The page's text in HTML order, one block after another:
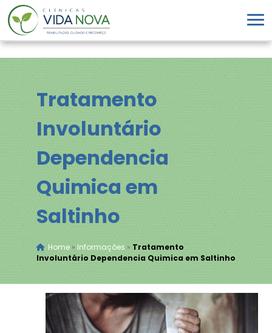
Tratamento
Involuntário
Dependencia
Quimica em
Saltinho
Home» Informações » Tratamento
Involuntário Dependencia Quimica em Saltinho